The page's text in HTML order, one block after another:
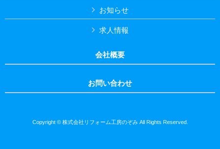
お知らせ
求人情報
会社概要
お問い合わせ
Copyright © 株式会社リフォーム工房のぞみ All Rights Reserved.